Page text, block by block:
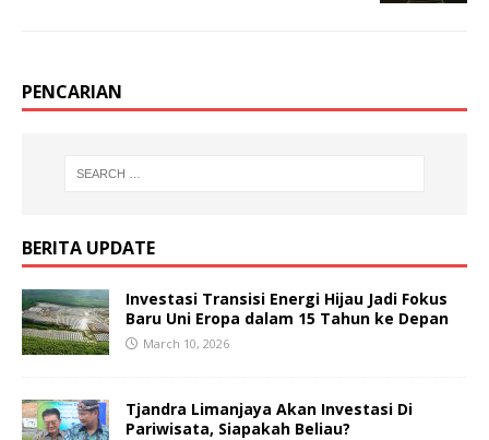
PENCARIAN
BERITA UPDATE
Investasi Transisi Energi Hijau Jadi Fokus
Baru Uni Eropa dalam 15 Tahun ke Depan
March 10, 2026
Tjandra Limanjaya Akan Investasi Di
Pariwisata, Siapakah Beliau?